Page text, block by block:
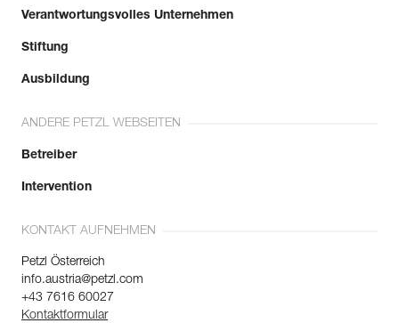
Verantwortungsvolles Unternehmen
Stiftung
Ausbildung
ANDERE PETZL WEBSEITEN
Betreiber
Intervention
KONTAKT AUFNEHMEN
Petzl Österreich
info.austria@petzl.com
+43 7616 60027
Kontaktformular